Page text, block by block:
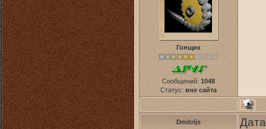
Гонщик
Сообщений: 1048
Статус: вне сайта
Dmitrijs